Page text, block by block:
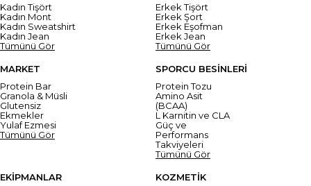
Kadın Tişört
Kadın Mont
Kadın Sweatshirt
Kadın Jean
Tümünü Gör
Erkek Tişört
Erkek Şort
Erkek Eşofman
Erkek Jean
Tümünü Gör
MARKET
Protein Bar
Granola & Müsli
Glutensiz
Ekmekler
Yulaf Ezmesi
Tümünü Gör
SPORCU BESİNLERİ
Protein Tozu
Amino Asit
(BCAA)
L Karnitin ve CLA
Güç ve
Performans
Takviyeleri
Tümünü Gör
EKİPMANLAR
KOZMETİK